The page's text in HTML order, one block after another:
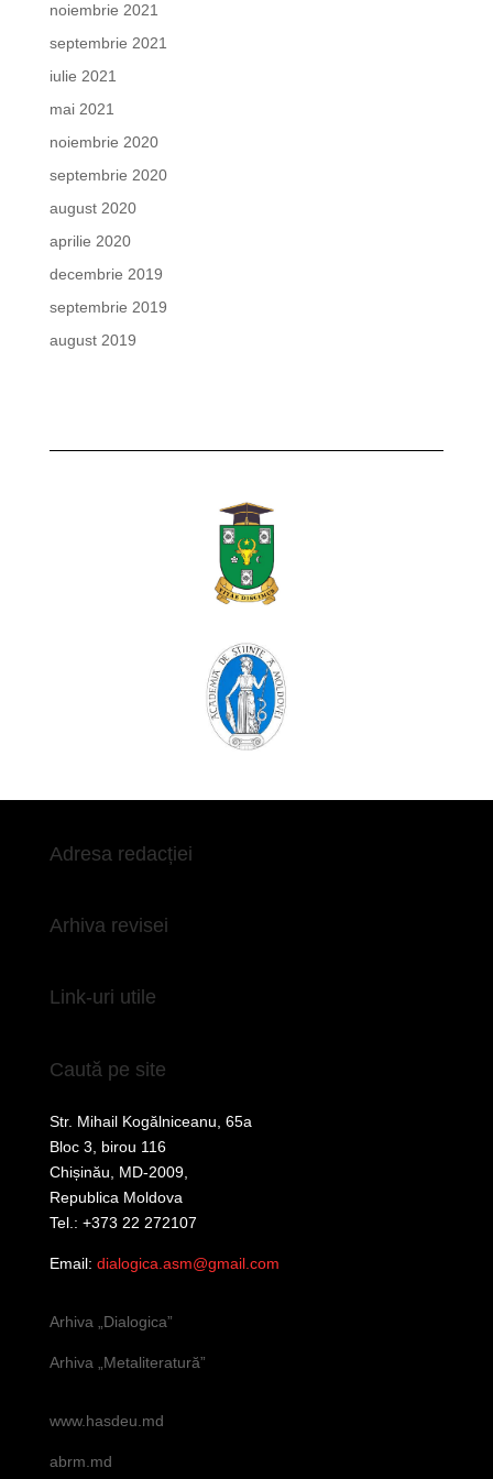
noiembrie 2021
septembrie 2021
iulie 2021
mai 2021
noiembrie 2020
septembrie 2020
august 2020
aprilie 2020
decembrie 2019
septembrie 2019
august 2019
Adresa redacției
Arhiva revisei
Link-uri utile
Caută pe site
Str. Mihail Kogălniceanu, 65a
Bloc 3, birou 116
Chișinău, MD-2009,
Republica Moldova
Tel.: +373 22 272107
Email: dialogica.asm@gmail.com
Arhiva „Dialogica”
Arhiva „Metaliteratură”
www.hasdeu.md
abrm.md